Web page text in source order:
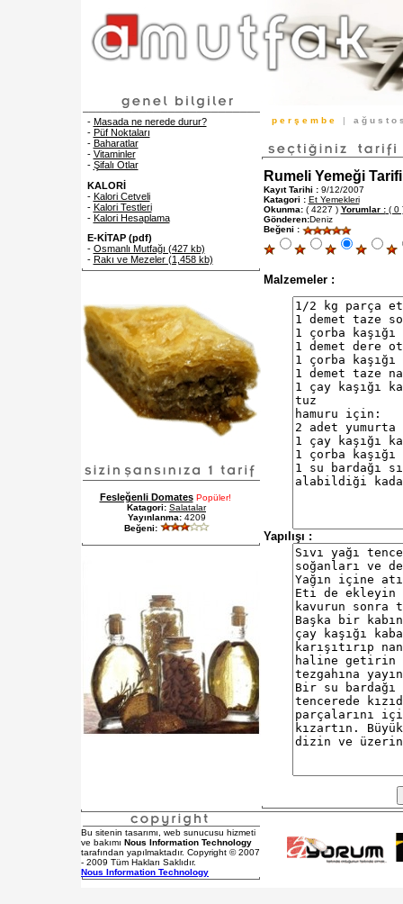
- Masada ne nerede durur?
- Püf Noktaları
- Baharatlar
- Vitaminler
- Şifalı Otlar
KALORİ
- Kalori Cetveli
- Kalori Testleri
- Kalori Hesaplama
E-KİTAP (pdf)
- Osmanlı Mutfağı (427 kb)
- Rakı ve Mezeler (1,458 kb)
Fesleğenli DomatesPopüler!
Katagori: Salatalar
Yayınlanma: 4209
Beğeni:
p e r ş e m b e | a ğ u s t o
Rumeli Yemeği Tarifi
Kayıt Tarihi :9/12/2007
Katagori : Et Yemekleri
Okunma:( 4227 ) Yorumlar :( 0
Gönderen:Deniz
Beğeni :
Malzemeler :
Yapılışı :
Bu sitenin tasarımı, web sunucusu hizmeti
ve bakımı Nous Information Technology
tarafından yapılmaktadır. Copyright © 2007
- 2009 Tüm Hakları Saklıdır.
Nous Information Technology